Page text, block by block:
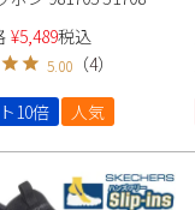
セックス
¥5,489税込
5.00 （4）
10倍
人気